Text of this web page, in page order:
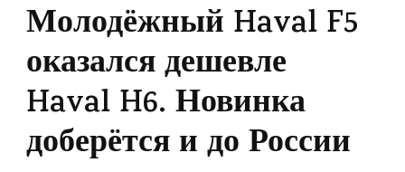
Молодёжный Haval F5
оказался дешевле
Haval H6. Новинка
доберётся и до России